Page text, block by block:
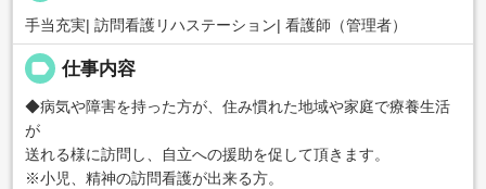
手当充実| 訪問看護リハステーション| 看護師（管理者）
label 仕事内容
◆病気や障害を持った方が、住み慣れた地域や家庭で療養生活
が
送れる様に訪問し、自立への援助を促して頂きます。
※小児、精神の訪問看護が出来る方。